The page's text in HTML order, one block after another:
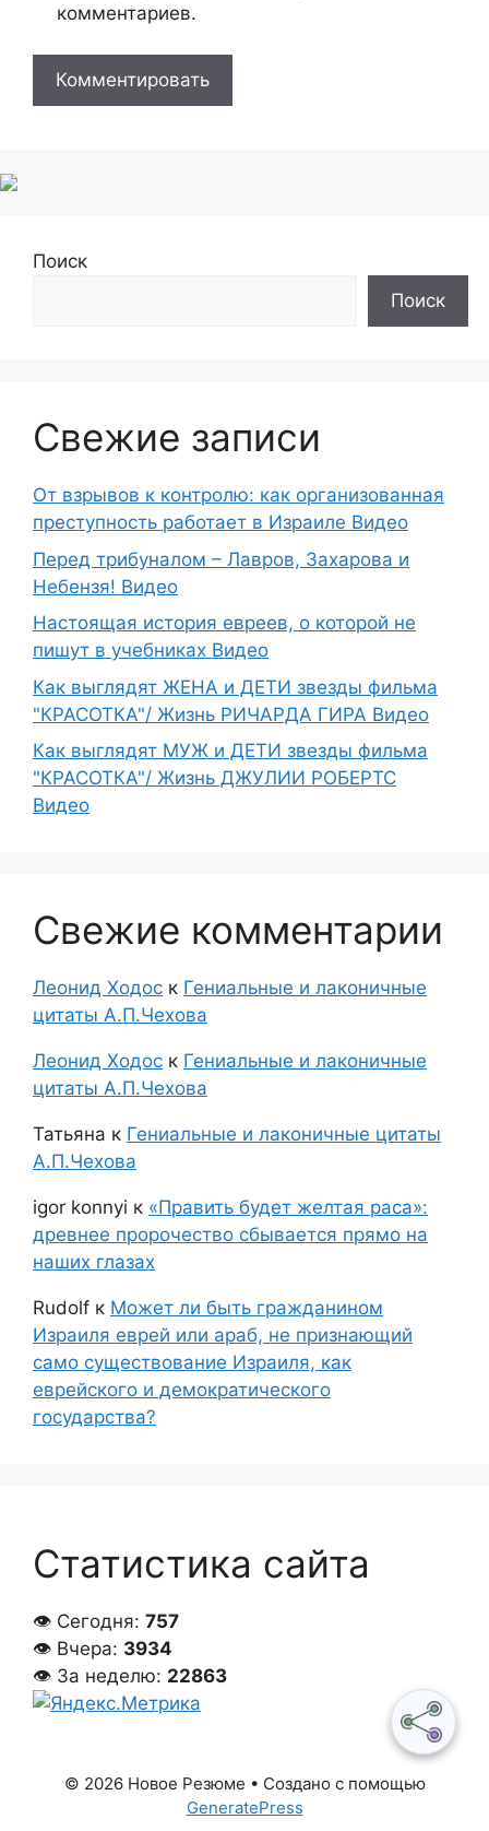
комментариев.
Поиск
Поиск
Свежие записи
От взрывов к контролю: как организованная
преступность работает в Израиле Видео
Перед трибуналом – Лавров, Захарова и
Небензя! Видео
Настоящая история евреев, о которой не
пишут в учебниках Видео
Как выглядят ЖЕНА и ДЕТИ звезды фильма
"КРАСОТКА"/ Жизнь РИЧАРДА ГИРА Видео
Как выглядят МУЖ и ДЕТИ звезды фильма
"КРАСОТКА"/ Жизнь ДЖУЛИИ РОБЕРТС
Видео
Свежие комментарии
Леонид Ходос к Гениальные и лаконичные
цитаты А.П.Чехова
Леонид Ходос к Гениальные и лаконичные
цитаты А.П.Чехова
Татьяна к Гениальные и лаконичные цитаты
А.П.Чехова
igor konnyi к «Править будет желтая раса»:
древнее пророчество сбывается прямо на
наших глазах
Rudolf к Может ли быть гражданином
Израиля еврей или араб, не признающий
само существование Израиля, как
еврейского и демократического
государства?
Статистика сайта
👁 Сегодня: 757
👁 Вчера: 3934
👁 За неделю: 22863
© 2026 Новое Резюме • Создано с помощью
GeneratePress